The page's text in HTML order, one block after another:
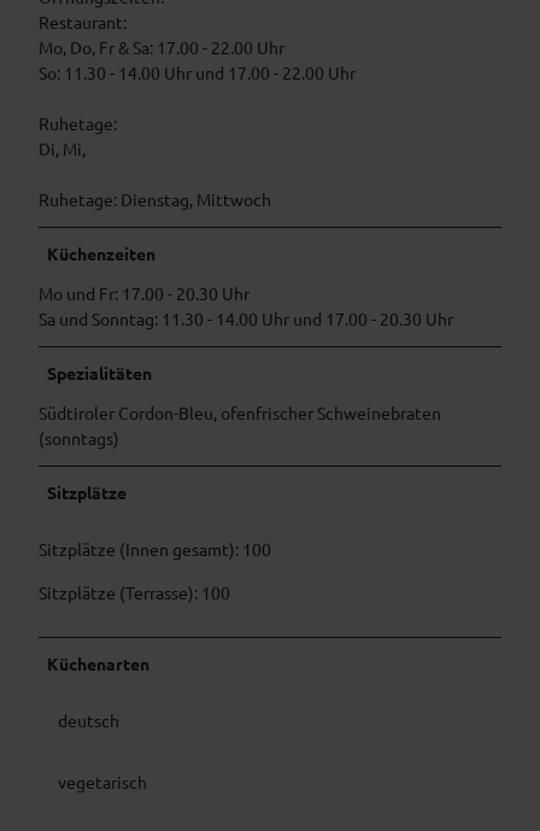
e
r
2
C
a
o
a
H
o
n
.
J
P
Restaurant:
Mo, Do, Fr & Sa: 17.00 - 22.00 Uhr
So: 11.30 - 14.00 Uhr und 17.00 - 22.00 Uhr
Ruhetage:
Di, Mi,
Ruhetage: Dienstag, Mittwoch
Küchenzeiten
Mo und Fr: 17.00 - 20.30 Uhr
Sa und Sonntag: 11.30 - 14.00 Uhr und 17.00 - 20.30 Uhr
Spezialitäten
Südtiroler Cordon-Bleu, ofenfrischer Schweinebraten
(sonntags)
Sitzplätze
Sitzplätze (Innen gesamt): 100
Sitzplätze (Terrasse): 100
Küchenarten
deutsch
vegetarisch